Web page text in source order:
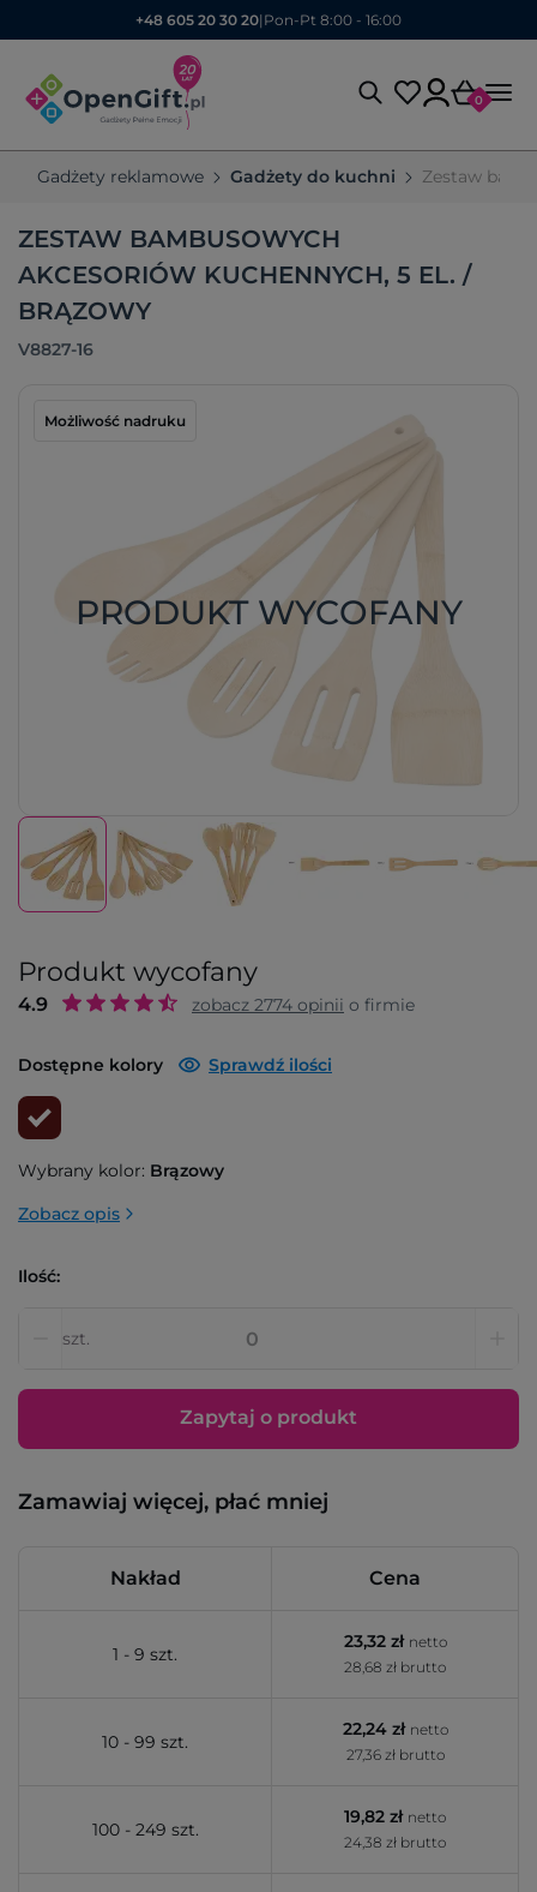
+48 605 20 30 20| Pon-Pt 8:00 - 16:00
0
Gadżety reklamowe Gadżety do kuchni Zestaw
ZESTAW BAMBUSOWYCH
AKCESORIÓW KUCHENNYCH, 5 EL. /
BRĄZOWY
V8827-16
Możliwość nadruku
PRODUKT WYCOFANY
Produkt wycofany
4.9 zobacz 2774 opinii o firmie
Dostępne kolory Sprawdź ilości
Wybrany kolor: Brązowy
Zobacz opis
Ilość:
szt.
Zapytaj o produkt
Zamawiaj więcej, płać mniej
Nakład Cena
1 - 9 szt.
23,32 zł netto
28,68 zł brutto
10 - 99 szt.
22,24 zł netto
27,36 zł brutto
100 - 249 szt.
19,82 zł netto
24,38 zł brutto